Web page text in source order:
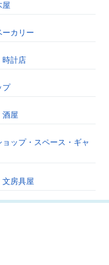
屋
カリー
時計店
プ
酒屋
ップ・スペース・ギャ
房具屋